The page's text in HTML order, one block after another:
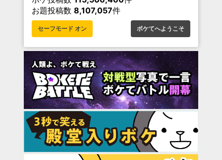
お題投稿数 8,107,057件
セーフモード オン ボケてへようこそ